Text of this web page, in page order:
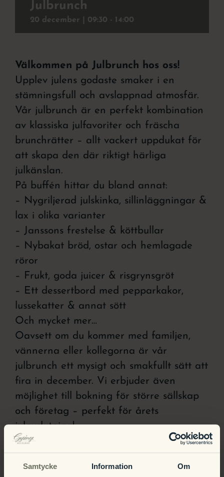
Samtycke Information Om
Kontakt
Event
Om hotellet
Julbrunch
20 december | 09:30 - 14:00
Välkommen på Julbrunch hos oss!
Upplev julens godaste smaker i en
stämningsfull och avslappnad atmosfär.
Vår julbrunch är en perfekt kombination
av klassiska julfavoriter och fräscha
brunchrätter – allt vackert uppdukat för
att skapa den där riktigt härliga
julkänslan.
På buffén hittar du bland annat:
– Nygriljerad julskinka, sillinläggningar &
lax i olika varianter
– Janssons frestelse & köttbullar
– Nybakat bröd, ostar och hemlagade
röror
– Frukt, goda juicer & risgrynsgröt
– Ett dessertbord med pepparkakor,
lussekatter & annat sött
Och mycket mer…
Oavsett om du kommer med familjen,
vännerna eller kollegorna är vår
julbrunch ett mysigt och smakfullt sätt att
fira in december. Vi erbjuder även
möjlighet till bokning för större sällskap
och företag – perfekt för årets
julavslutning!
Serveras 6/12, 13/12, 20/12 mellan
09:30-14:00 – boka din plats redan
idag!